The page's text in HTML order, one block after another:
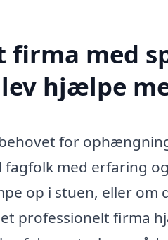
firma med
hjælpe
for
med erfaring
op i stuen, eller
professionelt firma